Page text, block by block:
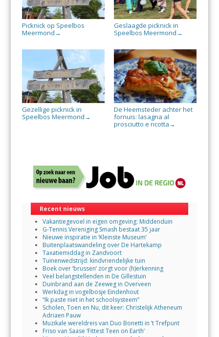
Picknick op Speelbos
Meermond →
Geslaagde picknick in
Speelbos Meermond →
Gezellige picknick in
Speelbos Meermond →
De Heemsteder achter het
fornuis: lasagna al
prosciutto e ricotta →
Recent nieuws
Vakantiegevoel in eigen omgeving: Middenduin
G-Tennis Vereniging Smash bestaat 35 jaar
Nieuwe inspiratie in ‘Kleinste Museum’
Buitenplaatswandeling over De Hartekamp
Taxatiemiddag in Zandvoort
Tuinenwedstrijd: kindvriendelijke tuin
Boek over ‘brussen’ zorgt voor (h)erkenning
Veel belangstellenden in De Gillestuin
Duinbrand aan de Zeeweg in Overveen
Werkdag in vogelbosje Eindenhout
“Ik paste niet in het schoolsysteem”
Scholen, Toen en Nu, dit keer: Christelijk Atheneum
Adriaen Pauw
Muzikale wereldreis van Duo Bonetti in ’t Trefpunt
Friso van Saase ‘Fittest Teen on Earth’